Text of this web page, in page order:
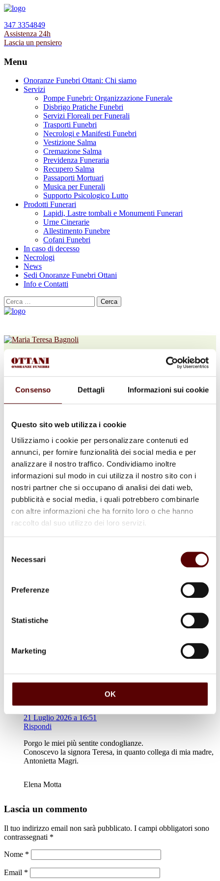
Consenso Dettagli Informazioni sui cookie
Questo sito web utilizza i cookie
Utilizziamo i cookie per personalizzare contenuti ed
annunci, per fornire funzionalità dei social media e per
analizzare il nostro traffico. Condividiamo inoltre
informazioni sul modo in cui utilizza il nostro sito con i
nostri partner che si occupano di analisi dei dati web,
pubblicità e social media, i quali potrebbero combinarle
con altre informazioni che ha fornito loro o che hanno
raccolto dal suo utilizzo dei loro servizi.
delNecessari
Preferenze
Statistiche
Marketing
OK
347 3354849
Assistenza 24h
Lascia un pensiero
Menu
Onoranze Funebri Ottani: Chi siamo
Servizi
Pompe Funebri: Organizzazione Funerale
Disbrigo Pratiche Funebri
Servizi Floreali per Funerali
Trasporti Funebri
Necrologi e Manifesti Funebri
Vestizione Salma
Cremazione Salma
Previdenza Funeraria
Recupero Salma
Passaporti Mortuari
Musica per Funerali
Supporto Psicologico Lutto
Prodotti Funerari
Lapidi, Lastre tombali e Monumenti Funerari
Urne Cinerarie
Allestimento Funebre
Cofani Funebri
In caso di decesso
Necrologi
News
Sedi Onoranze Funebri Ottani
Info e Contatti
Cerca
per:
Maria Teresa Bagnoli
Commenti (3)
Rispondi
Mi dispiace davvero tanto, un abbraccio forte Renza.
Elena Motta
21 Luglio 2026 a 16:51
Rispondi
Porgo le miei più sentite condoglianze.
Conoscevo la signora Teresa, in quanto collega di mia madre,
Antonietta Magri.
Elena Motta
Lascia un commento
Il tuo indirizzo email non sarà pubblicato. I campi obbligatori sono
contrassegnati *
Nome *
Email *